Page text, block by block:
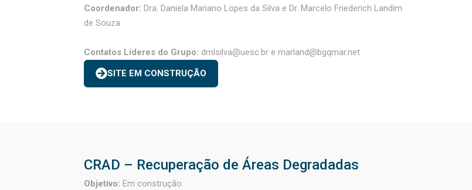
Coordenador: Dra. Daniela Mariano Lopes da Silva e Dr. Marcelo Friederich Landim
de Souza
Contatos Líderes do Grupo: dmlsilva@uesc.br e marland@bgqmar.net
SITE EM CONSTRUÇÃO
CRAD – Recuperação de Áreas Degradadas
Objetivo: Em construção.